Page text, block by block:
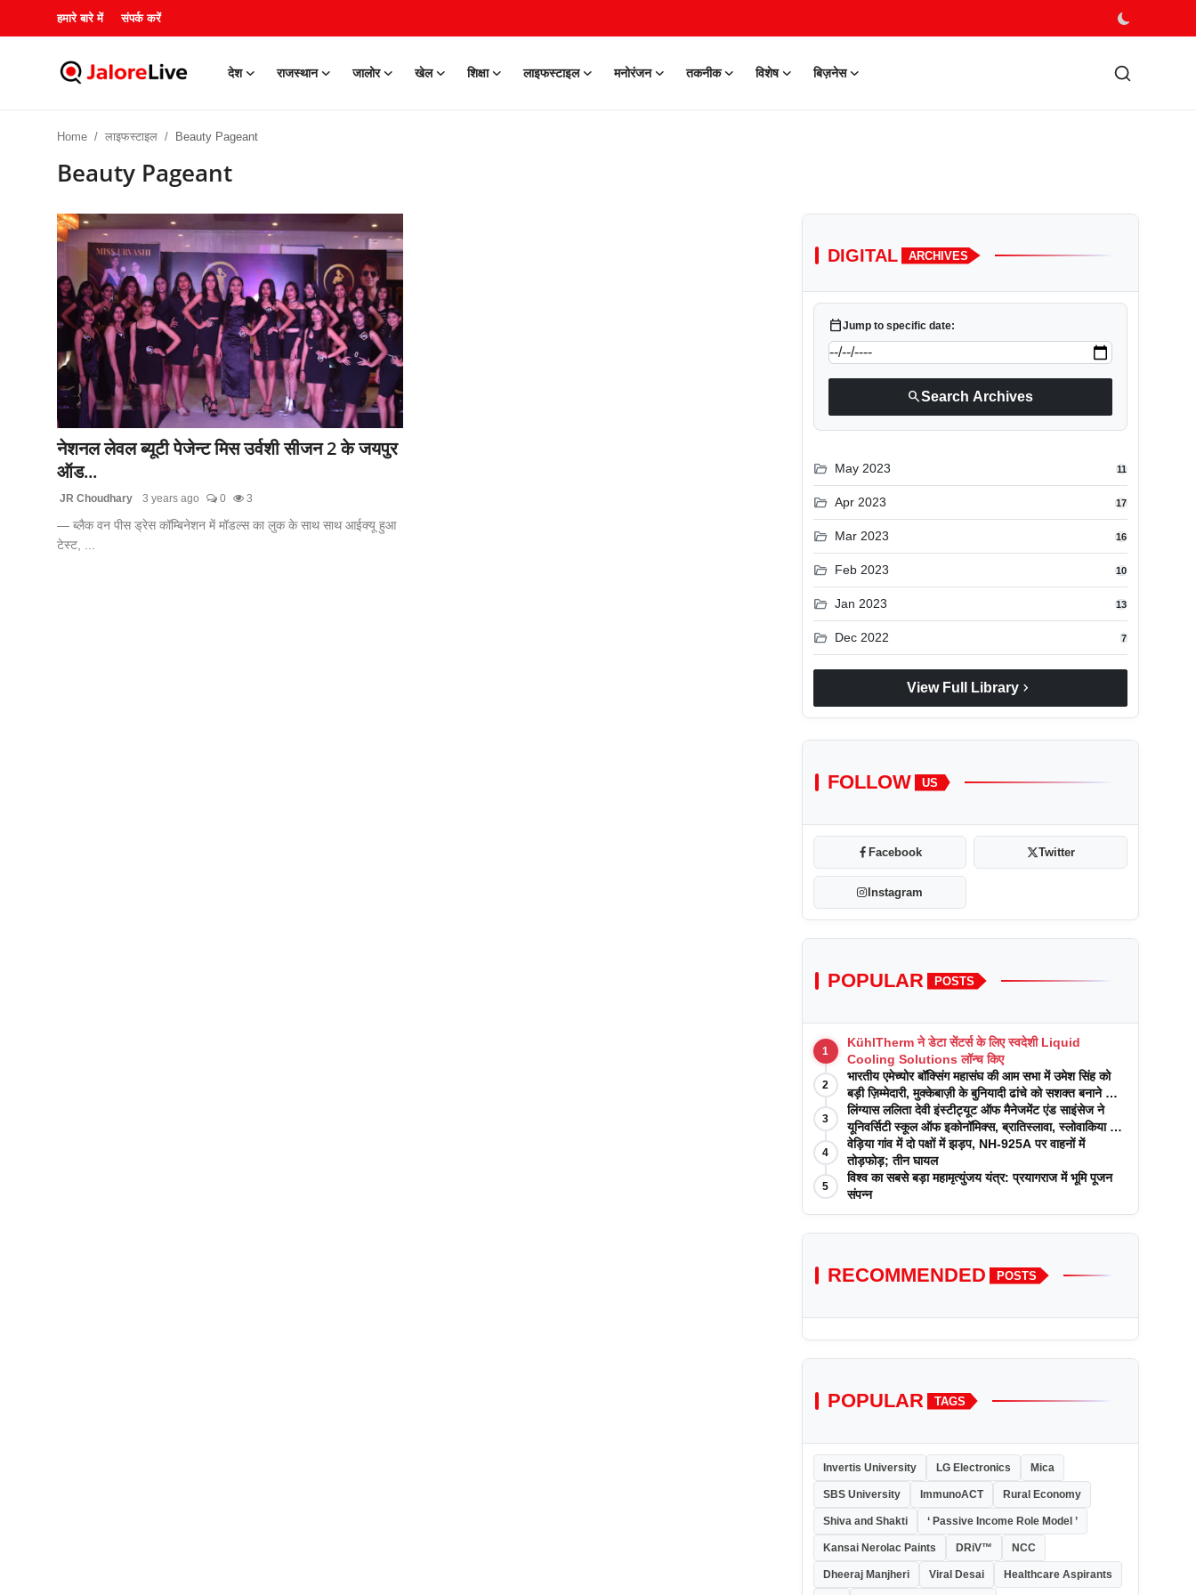
हमारे बारे में संपर्क करें
देश राजस्थान जालोर खेल शिक्षा लाइफस्टाइल मनोरंजन तकनीक विशेष बिज़नेस
राजस्थान
लाइफस्टाइल
Home लाइफस्टाइल Beauty Pageant
Beauty Pageant
नेशनल लेवल ब्यूटी पेजेन्ट मिस उर्वशी सीजन 2 के जयपुर
ऑड...
JR Choudhary 3 years ago 0 3
— ब्लैक वन पीस ड्रेस कॉम्बिनेशन में मॉडल्स का लुक के साथ साथ आईक्यू हुआ
टेस्ट, ...
DIGITAL ARCHIVES
calendar_todayJump to specific date:
searchSearch Archives
folder_open May 2023 11
folder_open Apr 2023 17
folder_open Mar 2023 16
folder_open Feb 2023 10
folder_open Jan 2023 13
folder_open Dec 2022 7
View Full Library chevron_right
FOLLOW US
Facebook Twitter
Instagram
POPULAR POSTS
1
KühlTherm ने डेटा सेंटर्स के लिए स्वदेशी Liquid
Cooling Solutions लॉन्च किए
2
भारतीय एमेच्योर बॉक्सिंग महासंघ की आम सभा में उमेश सिंह को
बड़ी ज़िम्मेदारी, मुक्केबाज़ी के बुनियादी ढांचे को सशक्त बनाने का
वादा
3
लिंग्यास ललिता देवी इंस्टीट्यूट ऑफ मैनेजमेंट एंड साइंसेज ने
यूनिवर्सिटी स्कूल ऑफ इकोनॉमिक्स, ब्रातिस्लावा, स्लोवाकिया के
साथ अकादमिक पत्रिकाओं में प्रकाशन रणनीतियों पर एक
दिवसीय कार्यशाला का आयोजन किया
4
वेड़िया गांव में दो पक्षों में झड़प, NH-925A पर वाहनों में
तोड़फोड़; तीन घायल
5
विश्व का सबसे बड़ा महामृत्युंजय यंत्र: प्रयागराज में भूमि पूजन
संपन्न
RECOMMENDED POSTS
POPULAR TAGS
Invertis University LG Electronics Mica
SBS University ImmunoACT Rural Economy
Shiva and Shakti ‘ Passive Income Role Model ’
Kansai Nerolac Paints DRiV™ NCC
Dheeraj Manjheri Viral Desai Healthcare Aspirants